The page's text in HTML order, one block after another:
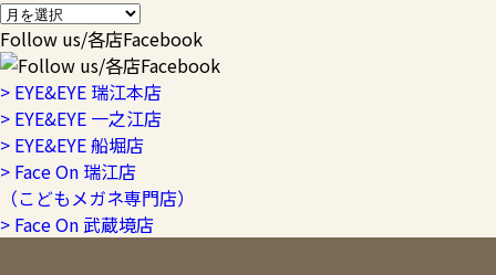
Follow us/各店Facebook
> EYE&EYE 瑞江本店
> EYE&EYE 一之江店
> EYE&EYE 船堀店
> Face On 瑞江店
（こどもメガネ専門店）
> Face On 武蔵境店